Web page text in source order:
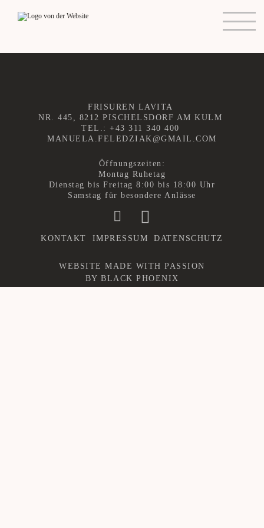
STARTSEITE
VEREINBAREN
PREISLISTE
KONTAKT
FRISUREN LAVITA
NR. 445, 8212 PISCHELSDORF AM KULM
TEL.: +43 311 340 400
MANUELA.FELEDZIAK@GMAIL.COM
Öffnungszeiten:
Montag Ruhetag
Dienstag bis Freitag 8:00 bis 18:00 Uhr
Samstag für besondere Anlässe
KONTAKT IMPRESSUM DATENSCHUTZ
WEBSITE MADE WITH PASSION
BY BLACK PHOENIX